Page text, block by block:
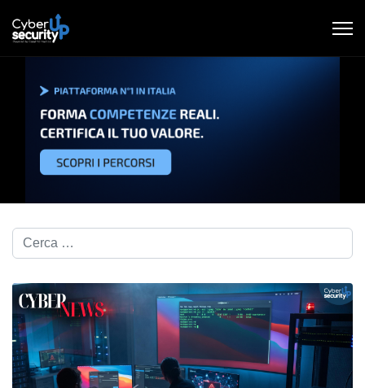
Cerca nel blog...